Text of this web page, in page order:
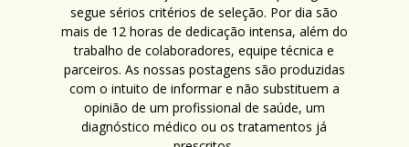
segue sérios critérios de seleção. Por dia são
mais de 12 horas de dedicação intensa, além do
trabalho de colaboradores, equipe técnica e
parceiros. As nossas postagens são produzidas
com o intuito de informar e não substituem a
opinião de um profissional de saúde, um
diagnóstico médico ou os tratamentos já